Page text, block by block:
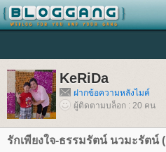
KeRiDa
ฝากข้อความหลังไมค์
ผู้ติดตามบล็อก : 20 คน
รักเพียงใจ-ธรรมรัตน์ นวมะรัตน์